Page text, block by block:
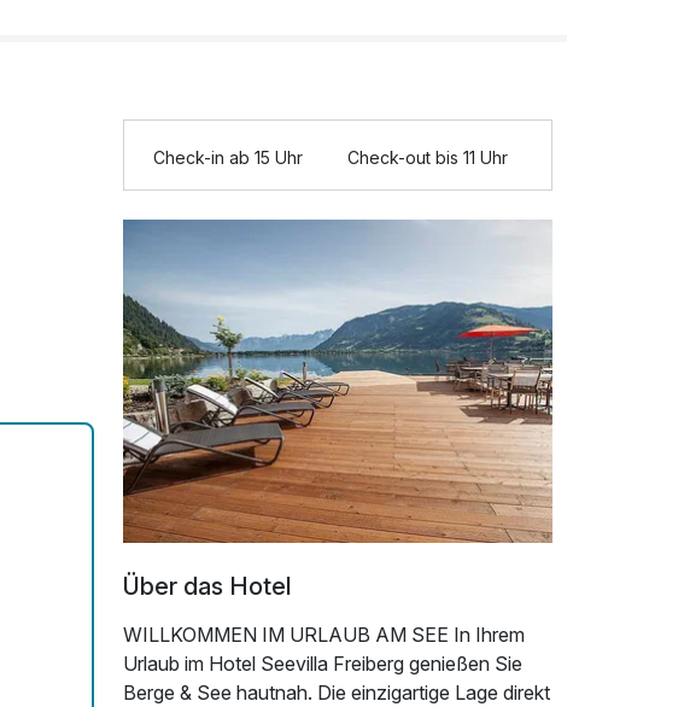
Check-in ab 15 Uhr Check-out bis 11 Uhr
Über das Hotel
WILLKOMMEN IM URLAUB AM SEE In Ihrem
Urlaub im Hotel Seevilla Freiberg genießen Sie
Berge & See hautnah. Die einzigartige Lage direkt